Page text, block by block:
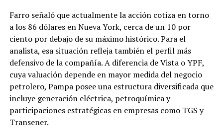
Farro señaló que actualmente la acción cotiza en torno
a los 86 dólares en Nueva York, cerca de un 10 por
ciento por debajo de su máximo histórico. Para el
analista, esa situación refleja también el perfil más
defensivo de la compañía. A diferencia de Vista o YPF,
cuya valuación depende en mayor medida del negocio
petrolero, Pampa posee una estructura diversificada que
incluye generación eléctrica, petroquímica y
participaciones estratégicas en empresas como TGS y
Transener.